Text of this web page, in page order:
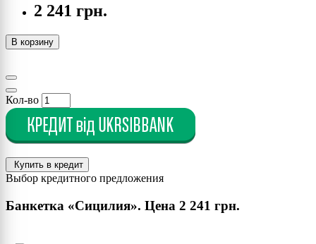
2 241 грн.
В корзину
Кол-во
Купить в кредит
Выбор кредитного предложения
Банкетка «Сицилия». Цена 2 241 грн.